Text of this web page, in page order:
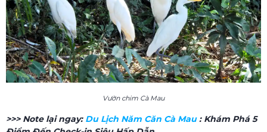
Vườn chim Cà Mau
>>> Note lại ngay: Du Lịch Năm Căn Cà Mau : Khám Phá 5